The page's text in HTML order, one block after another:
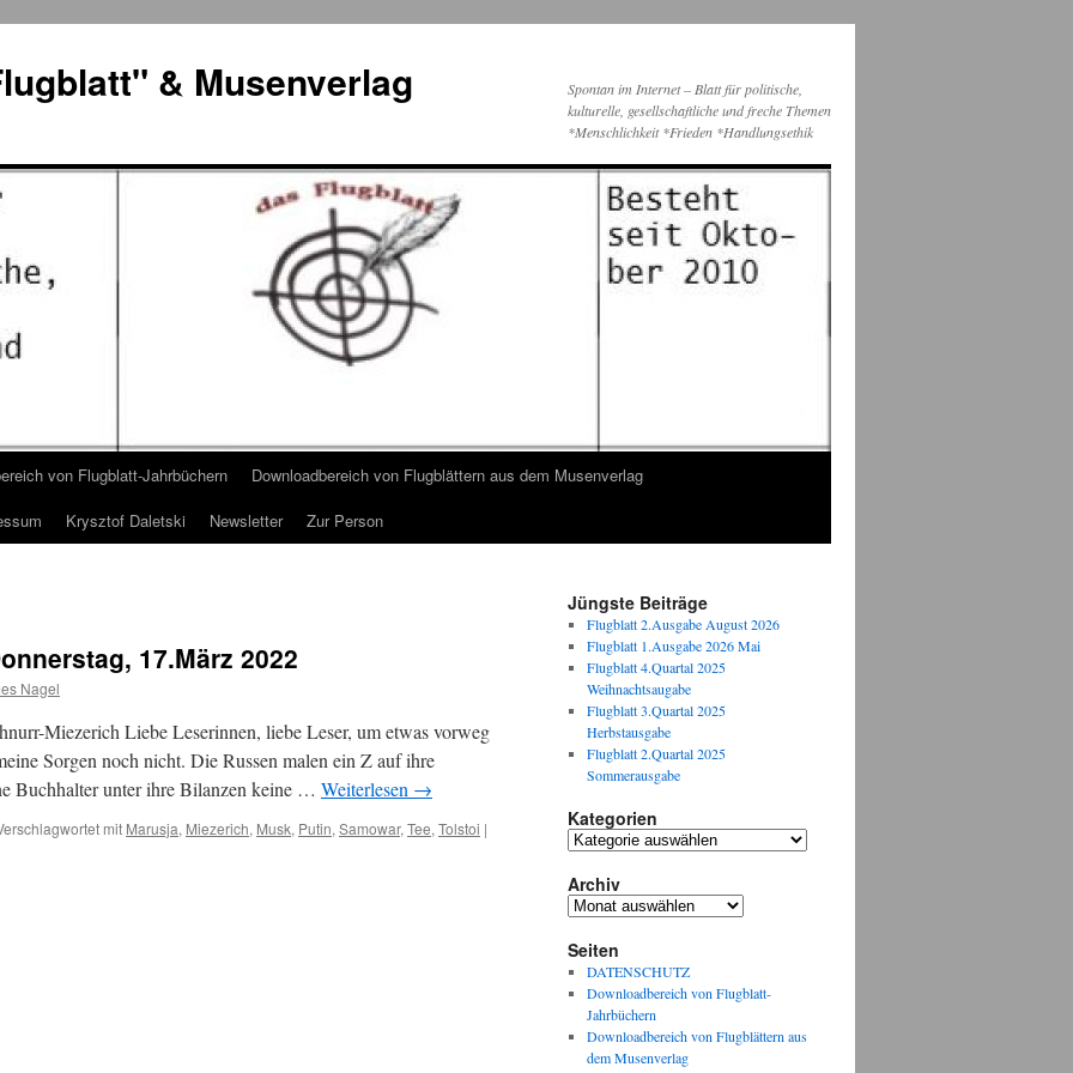
& Musenverlag
Spontan im Internet – Blatt für politische,
kulturelle, gesellschaftliche und freche Themen
*Menschlichkeit *Frieden *Handlungsethik
von Flugblatt-Jahrbüchern
Downloadbereich von Flugblättern aus dem Musenverlag
Krysztof Daletski Newsletter Zur Person
17.März 2022
Nagel
Miezerich Liebe Leserinnen, liebe Leser, um etwas vorweg
Sorgen noch nicht. Die Russen malen ein Z auf ihre
Buchhalter unter ihre Bilanzen keine … Weiterlesen →
mit Marusja, Miezerich, Musk, Putin, Samowar, Tee, Tolstoi |
Jüngste Beiträge
Flugblatt 2.Ausgabe August 2026
Flugblatt 1.Ausgabe 2026 Mai
Flugblatt 4.Quartal 2025
Weihnachtsaugabe
Flugblatt 3.Quartal 2025
Herbstausgabe
Flugblatt 2.Quartal 2025
Sommerausgabe
Kategorien
Kategorien
Archiv
Archiv
Seiten
DATENSCHUTZ
Downloadbereich von Flugblatt-
Jahrbüchern
Downloadbereich von Flugblättern aus
dem Musenverlag